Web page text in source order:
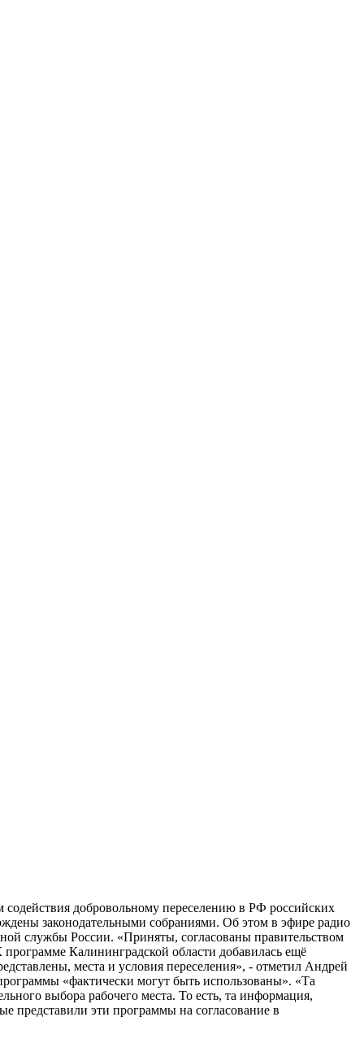
добровольному переселению в РФ российских
законодательными собраниями. Об этом в эфире радио
службы России. «Приняты, согласованы правительством
Калининградской области добавилась ещё
места и условия переселения», - отметил Андрей
«фактически могут быть использованы». «Та
выбора рабочего места. То есть, та информация,
представили эти программы на согласование в